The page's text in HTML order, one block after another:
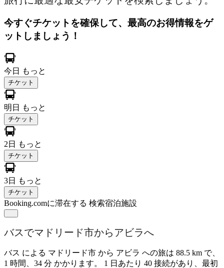
今すぐチケットを確保して、最高のお得情報をゲ
ットしましょう！
今日 もっと
チケット
明日 もっと
チケット
2日 もっと
チケット
3日 もっと
チケット
Booking.comに滞在する 検索宿泊施設
バスでマドリード市からアビラへ
バス による マドリード市 から アビラ への旅は 88.5 km で、
1 時間、34 分 かかります。 1 日あたり 40 接続があり、最初